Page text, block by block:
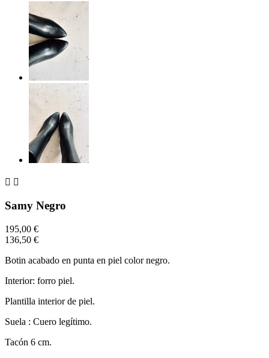
 
Samy Negro
195,00 €
136,50 €
Botin acabado en punta en piel color negro.
Interior: forro piel.
Plantilla interior de piel.
Suela : Cuero legítimo.
Tacón 6 cm.